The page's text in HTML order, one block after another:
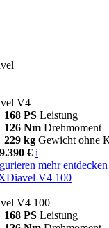
V4
168 PS Leistung
126 Nm Drehmoment
229 kg Gewicht ohne
€ i
mehr entdecken
V4 100
V4 100
168 PS Leistung